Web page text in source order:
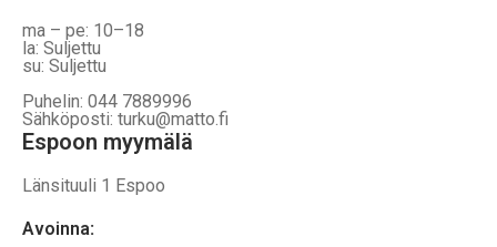
ma – pe: 10–18
la: Suljettu
su: Suljettu
Puhelin: 044 7889996
Sähköposti: turku@matto.fi
Espoon myymälä
Länsituuli 1 Espoo
Avoinna: